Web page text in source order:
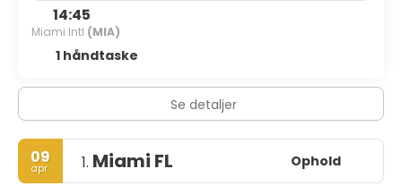
14:45
Miami Intl (MIA)
1 håndtaske
Se detaljer
09
apr. 1. Miami FL Ophold